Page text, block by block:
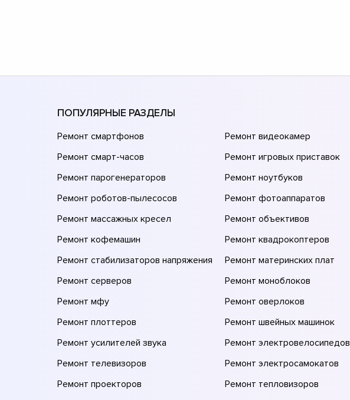
ПОПУЛЯРНЫЕ РАЗДЕЛЫ
Ремонт смартфонов
Ремонт смарт-часов
Ремонт парогенераторов
Ремонт роботов-пылесосов
Ремонт массажных кресел
Ремонт кофемашин
Ремонт стабилизаторов напряжения
Ремонт серверов
Ремонт мфу
Ремонт плоттеров
Ремонт усилителей звука
Ремонт телевизоров
Ремонт проекторов
Ремонт видеокамер
Ремонт игровых приставок
Ремонт ноутбуков
Ремонт фотоаппаратов
Ремонт объективов
Ремонт квадрокоптеров
Ремонт материнских плат
Ремонт моноблоков
Ремонт оверлоков
Ремонт швейных машинок
Ремонт электровелосипедов
Ремонт электросамокатов
Ремонт тепловизоров